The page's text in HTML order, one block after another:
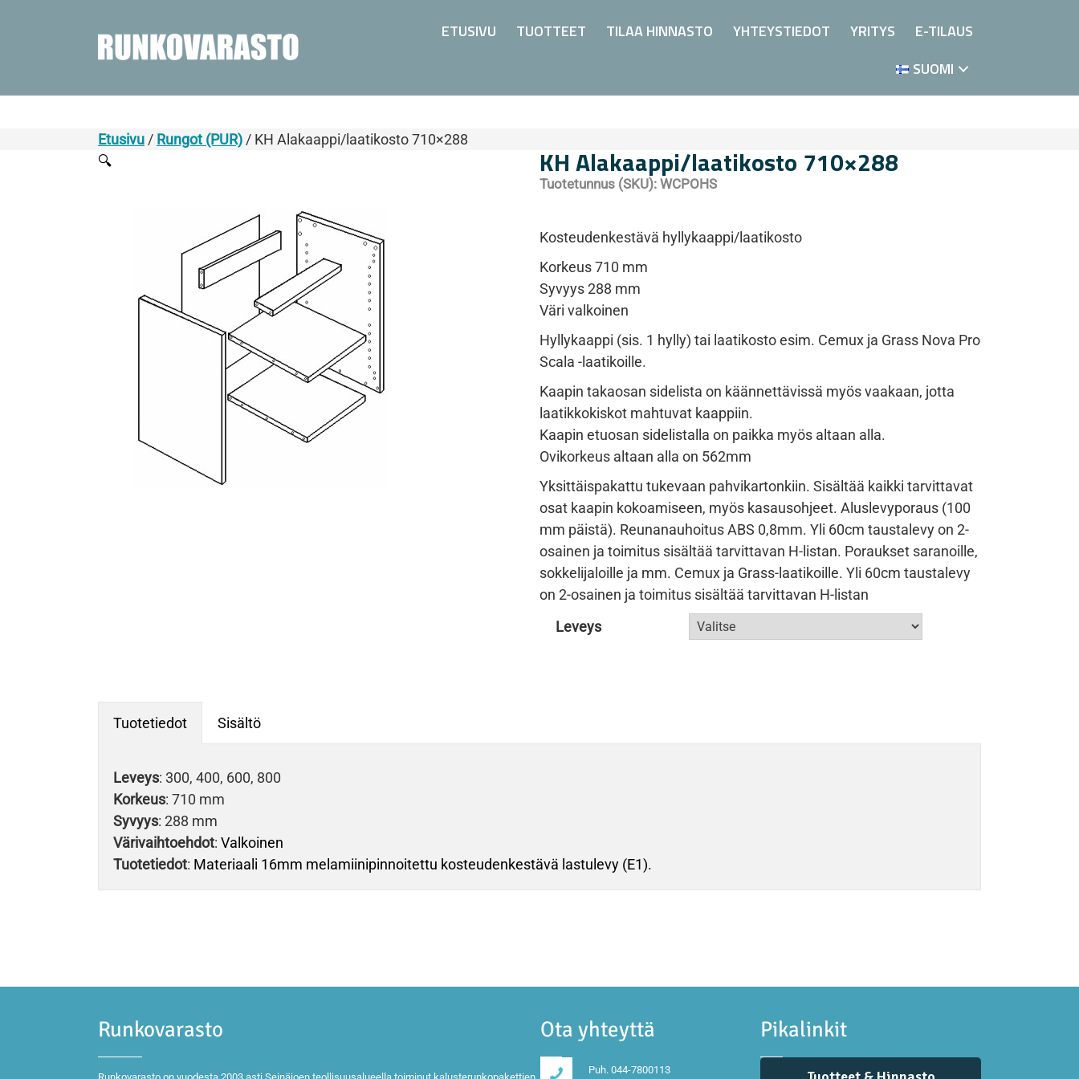
ETUSIVU TUOTTEET TILAA HINNASTO YHTEYSTIEDOT YRITYS
E-TILAUS
SUOMI
Etusivu / Rungot (PUR) / KH Alakaappi/laatikosto 710×288
🔍
KH Alakaappi/laatikosto 710×288
Tuotetunnus (SKU): WCPOHS
Kosteudenkestävä hyllykaappi/laatikosto
Korkeus 710 mm
Syvyys 288 mm
Väri valkoinen
Hyllykaappi (sis. 1 hylly) tai laatikosto esim. Cemux ja Grass Nova Pro
Scala -laatikoille.
Kaapin takaosan sidelista on käännettävissä myös vaakaan, jotta
laatikkokiskot mahtuvat kaappiin.
Kaapin etuosan sidelistalla on paikka myös altaan alla.
Ovikorkeus altaan alla on 562mm
Yksittäispakattu tukevaan pahvikartonkiin. Sisältää kaikki tarvittavat
osat kaapin kokoamiseen, myös kasausohjeet. Aluslevyporaus (100
mm päistä). Reunanauhoitus ABS 0,8mm. Yli 60cm taustalevy on 2-
osainen ja toimitus sisältää tarvittavan H-listan. Poraukset saranoille,
sokkelijaloille ja mm. Cemux ja Grass-laatikoille. Yli 60cm taustalevy
on 2-osainen ja toimitus sisältää tarvittavan H-listan
Leveys
Tuotetiedot Sisältö
Leveys: 300, 400, 600, 800
Korkeus: 710 mm
Syvyys: 288 mm
Värivaihtoehdot: Valkoinen
Tuotetiedot: Materiaali 16mm melamiinipinnoitettu kosteudenkestävä lastulevy (E1).
Runkovarasto Ota yhteyttä
Puh. 044-7800113
Pikalinkit